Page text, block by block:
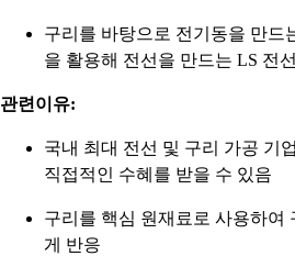
구리를 바탕으로 전기동을 만드
을 활용해 전선을 만드는 LS 전
관련이유:
국내 최대 전선 및 구리 가공 기
직접적인 수혜를 받을 수 있음
구리를 핵심 원재료로 사용하여
게 반응